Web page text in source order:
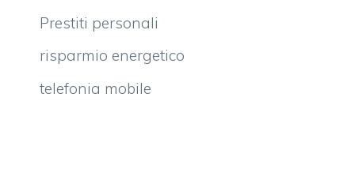
Prestiti personali
risparmio energetico
telefonia mobile